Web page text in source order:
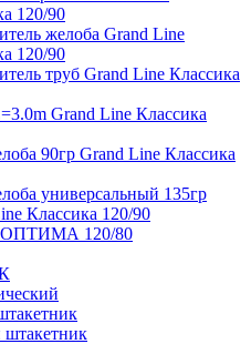
120/90
желоба Grand Line
120/90
труб Grand Line Классика
Grand Line Классика
90гр Grand Line Классика
универсальный 135гр
Классика 120/90
ОПТИМА 120/80